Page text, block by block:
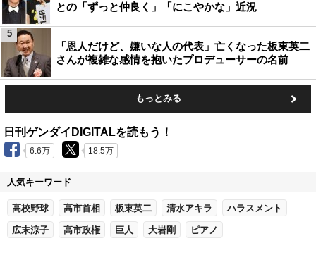
との「ずっと仲良く」「にこやかな」近況
「恩人だけど、嫌いな人の代表」亡くなった板東英二
さんが複雑な感情を抱いたプロデューサーの名前
5
もっとみる
日刊ゲンダイDIGITALを読もう！
6.6万 18.5万
人気キーワード
高校野球 高市首相 板東英二 清水アキラ ハラスメント
広末涼子 高市政権 巨人 大岩剛 ピアノ